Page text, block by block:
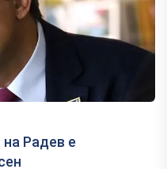
Радев е